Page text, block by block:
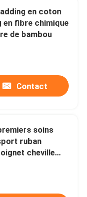
en coton
en fibre chimique
de bambou
Contact
soins
ruban
cheville
bandeau